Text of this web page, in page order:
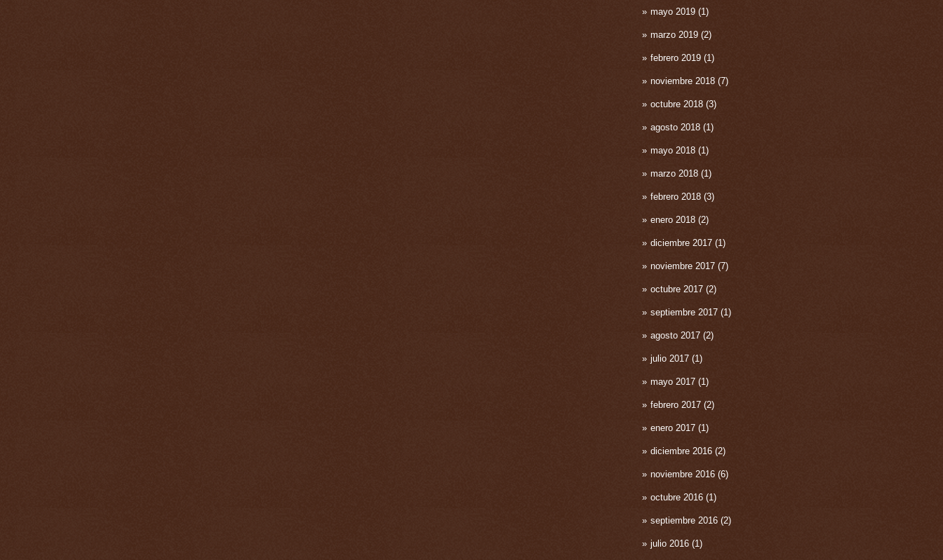
mayo 2019 (1)
marzo 2019 (2)
febrero 2019 (1)
noviembre 2018 (7)
octubre 2018 (3)
agosto 2018 (1)
mayo 2018 (1)
marzo 2018 (1)
febrero 2018 (3)
enero 2018 (2)
diciembre 2017 (1)
noviembre 2017 (7)
octubre 2017 (2)
septiembre 2017 (1)
agosto 2017 (2)
julio 2017 (1)
mayo 2017 (1)
febrero 2017 (2)
enero 2017 (1)
diciembre 2016 (2)
noviembre 2016 (6)
octubre 2016 (1)
septiembre 2016 (2)
julio 2016 (1)